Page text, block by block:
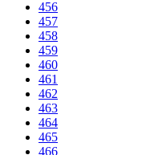
456
457
458
459
460
461
462
463
464
465
466